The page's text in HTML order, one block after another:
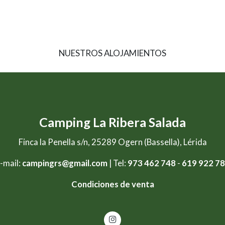
NUESTROS ALOJAMIENTOS
Camping La Ribera Salada
Finca la Penella s/n, 25289 Ogern (Bassella), Lérida
mail: campingrs@gmail.com| Tel: 973 462 748 - 619 922
Condiciones de venta